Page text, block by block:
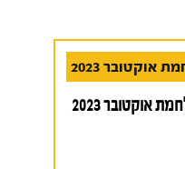
אוקטובר 2023
אוקטובר 2023